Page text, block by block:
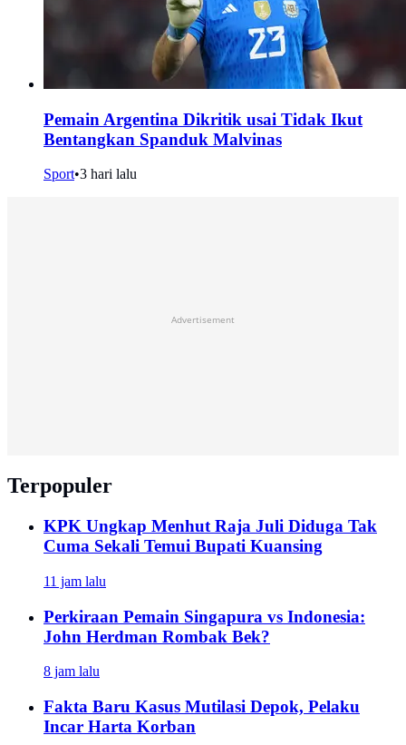
Pemain Argentina Dikritik usai Tidak Ikut
Bentangkan Spanduk Malvinas
Sport•3 hari lalu
Advertisement
Terpopuler
KPK Ungkap Menhut Raja Juli Diduga Tak
Cuma Sekali Temui Bupati Kuansing
11 jam lalu
Perkiraan Pemain Singapura vs Indonesia:
John Herdman Rombak Bek?
8 jam lalu
Fakta Baru Kasus Mutilasi Depok, Pelaku
Incar Harta Korban